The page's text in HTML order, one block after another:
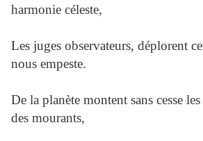
harmonie céleste,
Les juges observateurs, déplorent
nous empeste.
De la planète montent sans cesse
des mourants,